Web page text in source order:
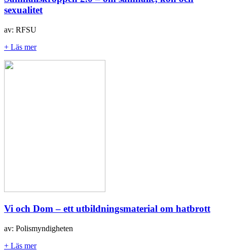
sexualitet
av: RFSU
+ Läs mer
Vi och Dom – ett utbildningsmaterial om hatbrott
av: Polismyndigheten
+ Läs mer